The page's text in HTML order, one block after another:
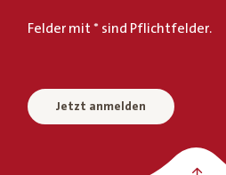
Felder mit * sind Pflichtfelder.
Jetzt anmelden